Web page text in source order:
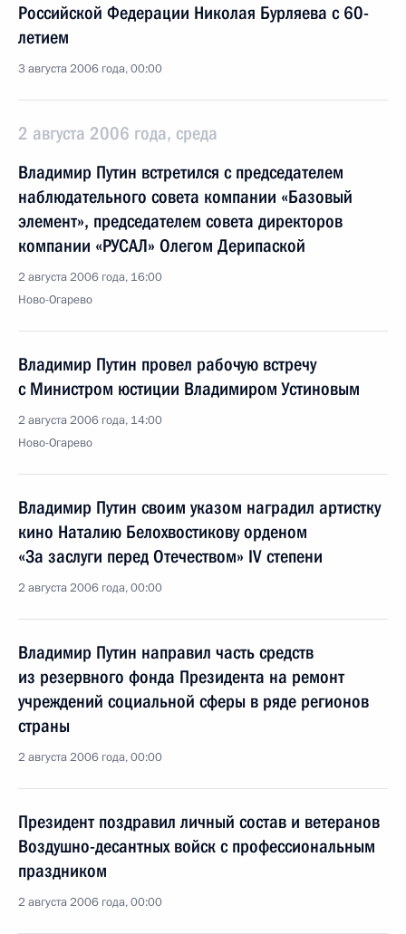
Российской Федерации Николая Бурляева с 60-
летием
3 августа 2006 года, 00:00
2 августа 2006 года, среда
Владимир Путин встретился с председателем
наблюдательного совета компании «Базовый
элемент», председателем совета директоров
компании «РУСАЛ» Олегом Дерипаской
2 августа 2006 года, 16:00
Ново-Огарево
Владимир Путин провел рабочую встречу
с Министром юстиции Владимиром Устиновым
2 августа 2006 года, 14:00
Ново-Огарево
Владимир Путин своим указом наградил артистку
кино Наталию Белохвостикову орденом
«За заслуги перед Отечеством» IV степени
2 августа 2006 года, 00:00
Владимир Путин направил часть средств
из резервного фонда Президента на ремонт
учреждений социальной сферы в ряде регионов
страны
2 августа 2006 года, 00:00
Президент поздравил личный состав и ветеранов
Воздушно-десантных войск с профессиональным
праздником
2 августа 2006 года, 00:00